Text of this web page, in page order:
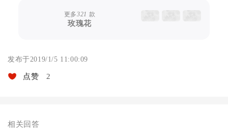
更多321 款
玫瑰花
发布于2019/1/5 11:00:09
点赞 2
相关回答